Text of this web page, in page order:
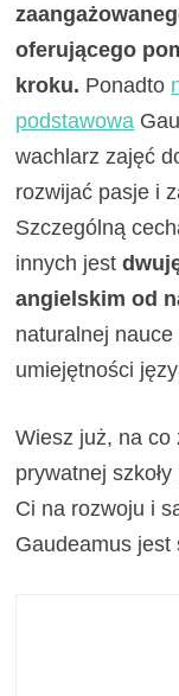
oferującego
kroku. Ponadto
podstawowa
wachlarz zajęć
rozwijać pasje i
Szczególną
innych jest
angielskim od
naturalnej
umiejętności
Wiesz już, na co
prywatnej
Ci na rozwoju i
Gaudeamus jest